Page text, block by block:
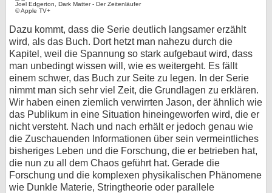
Joel Edgerton, Dark Matter - Der Zeitenläufer
© Apple TV+
Dazu kommt, dass die Serie deutlich langsamer erzählt
wird, als das Buch. Dort hetzt man nahezu durch die
Kapitel, weil die Spannung so stark aufgebaut wird, dass
man unbedingt wissen will, wie es weitergeht. Es fällt
einem schwer, das Buch zur Seite zu legen. In der Serie
nimmt man sich sehr viel Zeit, die Grundlagen zu erklären.
Wir haben einen ziemlich verwirrten Jason, der ähnlich wie
das Publikum in eine Situation hineingeworfen wird, die er
nicht versteht. Nach und nach erhält er jedoch genau wie
die Zuschauenden Informationen über sein vermeintliches
bisheriges Leben und die Forschung, die er betrieben hat,
die nun zu all dem Chaos geführt hat. Gerade die
Forschung und die komplexen physikalischen Phänomene
wie Dunkle Materie, Stringtheorie oder parallele